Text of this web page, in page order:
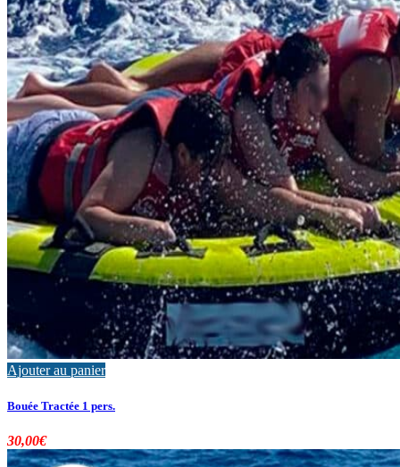
Ajouter au panier
Bouée Tractée 1 pers.
30,00€